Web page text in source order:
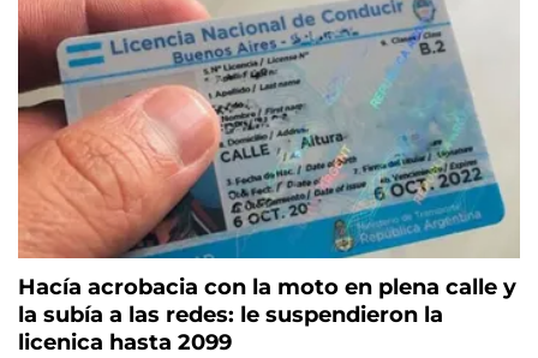
Hacía acrobacia con la moto en plena calle y
la subía a las redes: le suspendieron la
licenica hasta 2099